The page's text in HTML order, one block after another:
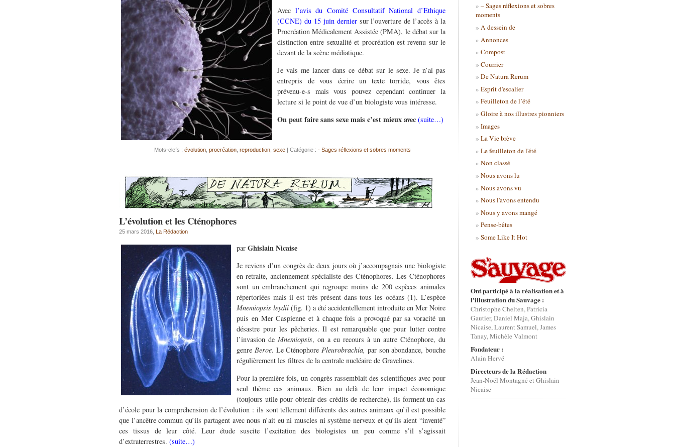
Avec l’avis du Comité Consultatif National d’Ethique
(CCNE) du 15 juin dernier sur l’ouverture de l’accès à la
Procréation Médicalement Assistée (PMA), le débat sur la
distinction entre sexualité et procréation est revenu sur le
devant de la scène médiatique.
Je vais me lancer dans ce débat sur le sexe. Je n’ai pas
entrepris de vous écrire un texte torride, vous êtes
prévenu-e-s mais vous pouvez cependant continuer la
lecture si le point de vue d’un biologiste vous intéresse.
On peut faire sans sexe mais c’est mieux avec (suite…)
Mots-clefs : évolution, procréation, reproduction, sexe| Catégorie : - Sages réflexions et sobres moments
L’évolution et les Cténophores
25 mars 2016, La Rédaction
par Ghislain Nicaise
Je reviens d’un congrès de deux jours où j’accompagnais une biologiste
en retraite, anciennement spécialiste des Cténophores. Les Cténophores
sont un embranchement qui regroupe moins de 200 espèces animales
répertoriées mais il est très présent dans tous les océans (1). L’espèce
Mnemiopsis leydii (fig. 1) a été accidentellement introduite en Mer Noire
puis en Mer Caspienne et à chaque fois a provoqué par sa voracité un
désastre pour les pêcheries. Il est remarquable que pour lutter contre
l’invasion de Mnemiopsis, on a eu recours à un autre Cténophore, du
genre Beroe. Le Cténophore Pleurobrachia, par son abondance, bouche
régulièrement les filtres de la centrale nucléaire de Gravelines.
Pour la première fois, un congrès rassemblait des scientifiques avec pour
seul thème ces animaux. Bien au delà de leur impact économique
(toujours utile pour obtenir des crédits de recherche), ils forment un cas
d’école pour la compréhension de l’évolution : ils sont tellement différents des autres animaux qu’il est possible
que l’ancêtre commun qu’ils partagent avec nous n’ait eu ni muscles ni système nerveux et qu’ils aient “inventé”
ces tissus de leur côté. Leur étude suscite l’excitation des biologistes un peu comme s’il s’agissait
d’extraterrestres. (suite…)
– Sages réflexions et sobres
moments
A dessein de
Annonces
Compost
Courrier
De Natura Rerum
Esprit d'escalier
Feuilleton de l’été
Gloire à nos illustres pionniers
Images
La Vie brève
Le feuilleton de l'été
Non classé
Nous avons lu
Nous avons vu
Nous l'avons entendu
Nous y avons mangé
Pense-bêtes
Some Like It Hot
Ont participé à la réalisation et à
l'illustration du Sauvage :
Christophe Chelten, Patricia
Gautier, Daniel Maja, Ghislain
Nicaise, Laurent Samuel, James
Tanay, Michèle Valmont
Fondateur :
Alain Hervé
Directeurs de la Rédaction
Jean-Noël Montagné et Ghislain
Nicaise